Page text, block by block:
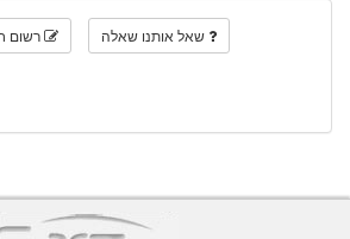
שאל אותנו שאלה רשום